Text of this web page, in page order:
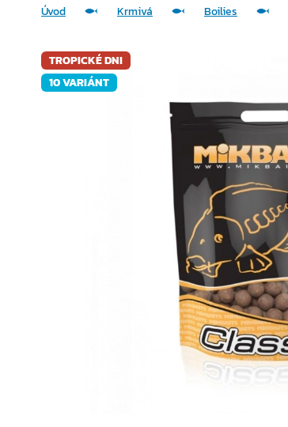
Úvod Krmivá Boilies
TROPICKÉ DNI
10 VARIÁNT